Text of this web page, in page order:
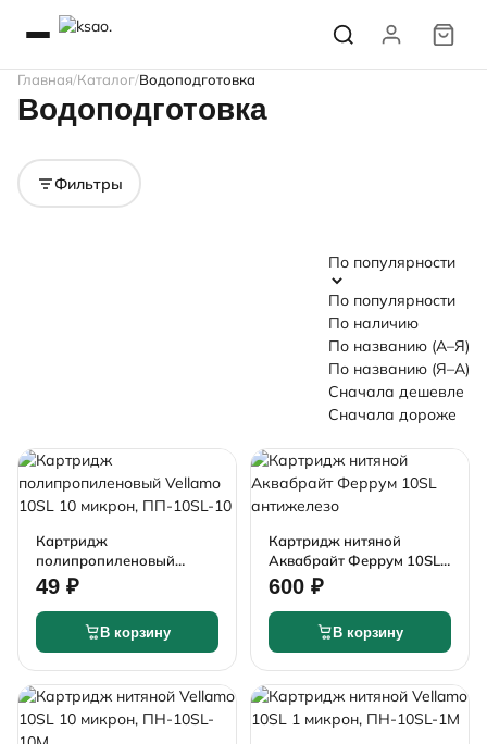
Главная Каталог Водоподготовка
Водоподготовка
магистральных
фильтров
Фильтрующие среды
и химические
реактивы
Фильтры
По популярности
По популярности
По наличию
По названию (А–Я)
По названию (Я–А)
Сначала дешевле
Сначала дороже
Картридж
полипропиленовый
Vellamo 10SL 10 микрон,
ПП-10SL-10
49 ₽
В корзину
Картридж нитяной
Аквабрайт Феррум 10SL
антижелезо
600 ₽
В корзину